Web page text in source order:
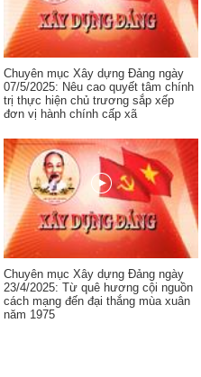
Chuyên mục Xây dựng Đảng ngày
07/5/2025: Nêu cao quyết tâm chính
trị thực hiện chủ trương sắp xếp
đơn vị hành chính cấp xã
Chuyên mục Xây dựng Đảng ngày
23/4/2025: Từ quê hương cội nguồn
cách mạng đến đại thắng mùa xuân
năm 1975